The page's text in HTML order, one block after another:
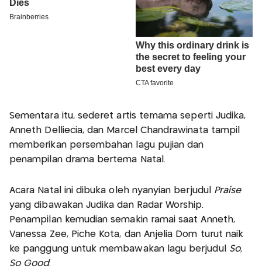
Sementara itu, sederet artis ternama seperti Judika,
Anneth Delliecia, dan Marcel Chandrawinata tampil
memberikan persembahan lagu pujian dan
penampilan drama bertema Natal.
Acara Natal ini dibuka oleh nyanyian berjudul Praise
yang dibawakan Judika dan Radar Worship.
Penampilan kemudian semakin ramai saat Anneth,
Vanessa Zee, Piche Kota, dan Anjelia Dom turut naik
ke panggung untuk membawakan lagu berjudul So,
So Good.